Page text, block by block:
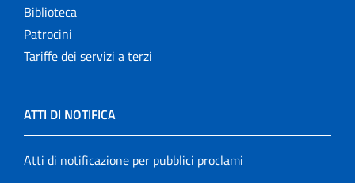
Biblioteca
Patrocini
Tariffe dei servizi a terzi
ATTI DI NOTIFICA
Atti di notificazione per pubblici proclami